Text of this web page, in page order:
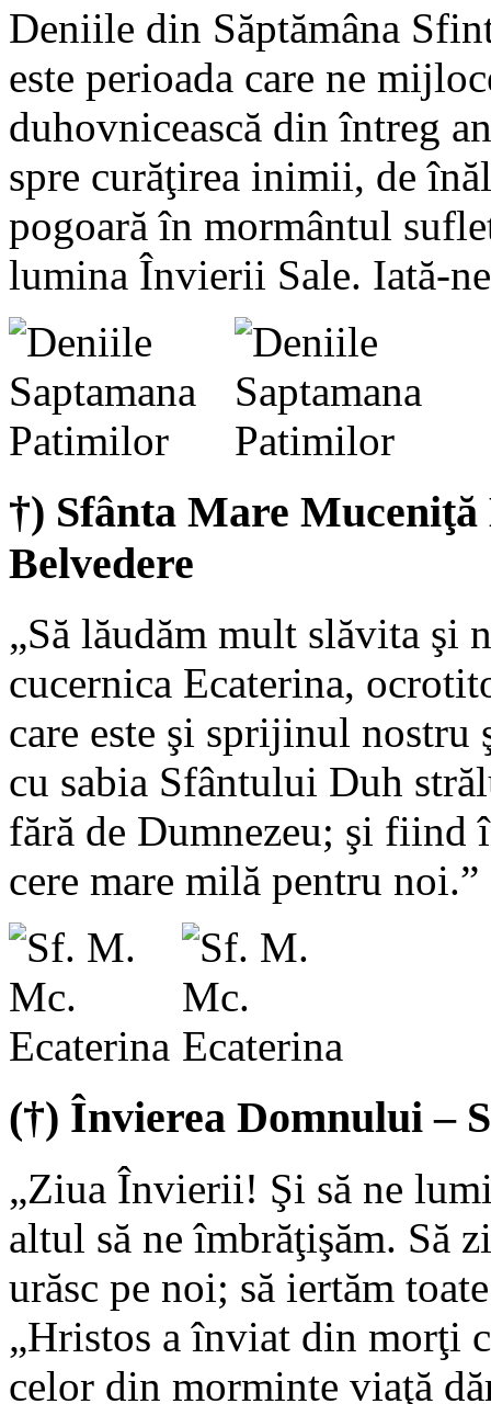
Deniile din Săptămâna
este perioada care ne
duhovnicească din întreg
spre curăţirea inimii, de
pogoară în mormântul
lumina Învierii Sale. Iată-
†) Sfânta Mare
Belvedere
„Să lăudăm mult slăvita şi
cucernica Ecaterina,
care este şi sprijinul
cu sabia Sfântului Duh
fără de Dumnezeu; şi fiind
cere mare milă pentru
(†) Învierea Domnului –
„Ziua Învierii! Şi să ne
altul să ne îmbrăţişăm. Să
urăsc pe noi; să iertăm
„Hristos a înviat din morţi
celor din morminte viaţă